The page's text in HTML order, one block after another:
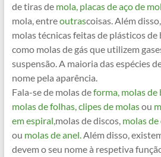
de tiras de mola, placas de aço de
mola, entreoutrascoisas. Além
molas técnicas feitas de plásticos
como molas de gás que utilizem
suspensão. A maioria das espécies
nome pela aparência.
Fala-se de molas deforma, molas de
molas de folhas, clipes de molasou
em espiral,molas de discos, molas de
ou molas de anel.Além disso,
devem o seu nome à respetiva